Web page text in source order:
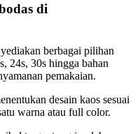
di
berbagai pilihan
24s, 30s hingga bahan
pemakaian.
desain kaos sesuai
warna atau full color.